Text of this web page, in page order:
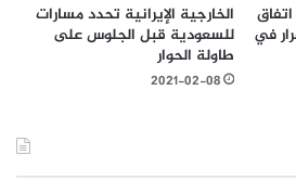
في
الخارجية الإيرانية تحدد مسارات
للسعودية قبل الجلوس على
طاولة الحوار
2021-02-08